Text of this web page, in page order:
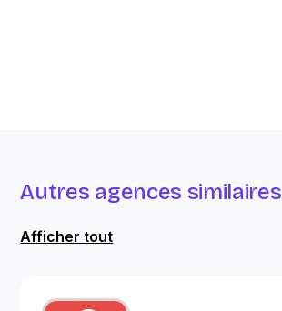
Autres agences similaires
Afficher tout